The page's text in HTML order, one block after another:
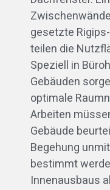
gesetzte
teilen die
Speziell in
Gebäuden
optimale
Arbeiten
Gebäude
Begehung
bestimmt
Innenausbaus